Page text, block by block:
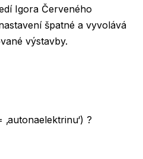
Igora Červeného
špatné a vyvolává
výstavby.
?